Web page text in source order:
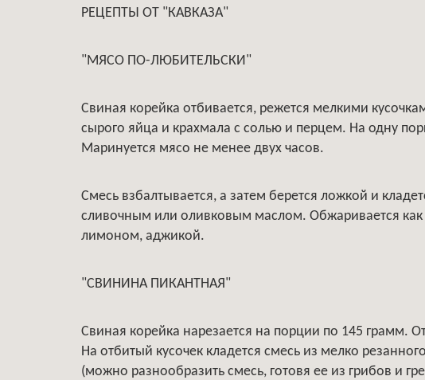
РЕЦЕПТЫ ОТ "КАВКАЗА"
"МЯСО ПО-ЛЮБИТЕЛЬСКИ"
Свиная корейка отбивается, режется мелкими
сырого яйца и крахмала с солью и перцем. На одну
Маринуется мясо не менее двух часов.
Смесь взбалтывается, а затем берется ложкой и
сливочным или оливковым маслом. Обжаривается как
лимоном, аджикой.
"СВИНИНА ПИКАНТНАЯ"
Свиная корейка нарезается на порции по 145 грамм.
На отбитый кусочек кладется смесь из мелко
(можно разнообразить смесь, готовя ее из грибов и